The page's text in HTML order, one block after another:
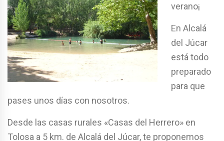
verano¡
En Alcalá
del Júcar
está todo
preparado
para que
pases unos días con nosotros.
Desde las casas rurales «Casas del Herrero» en
Tolosa a 5 km. de Alcalá del Júcar, te proponemos